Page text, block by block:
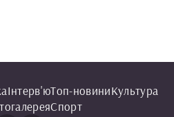
Інтерв'юТоп-новиниКультура
Спорт